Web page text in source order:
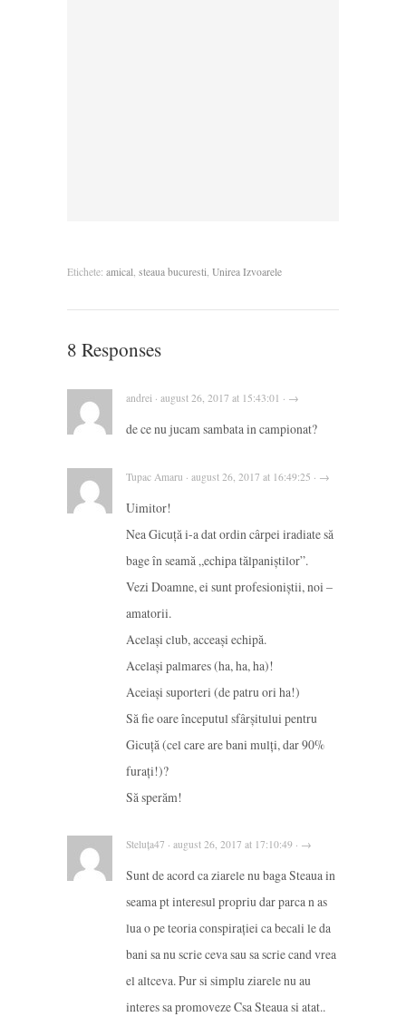
Etichete: amical steaua bucuresti Unirea Izvoarele
8 Responses
andrei · august 26, 2017 at 15:43:01 · →
de ce nu jucam sambata in campionat?
Tupac Amaru · august 26, 2017 at 16:49:25 · →
Uimitor!
Nea Gicuță i-a dat ordin cârpei iradiate să
bage în seamă „echipa tălpaniștilor”.
Vezi Doamne, ei sunt profesioniștii, noi –
amatorii.
Același club, acceași echipă.
Același palmares (ha, ha, ha)!
Aceiași suporteri (de patru ori ha!)
Să fie oare începutul sfârșitului pentru
Gicuță (cel care are bani mulți, dar 90%
furați!)?
Să sperăm!
Steluța47 · august 26, 2017 at 17:10:49 · →
Sunt de acord ca ziarele nu baga Steaua in
seama pt interesul propriu dar parca n as
lua o pe teoria conspirației ca becali le da
bani sa nu scrie ceva sau sa scrie cand vrea
el altceva. Pur si simplu ziarele nu au
interes sa promoveze Csa Steaua si atat..